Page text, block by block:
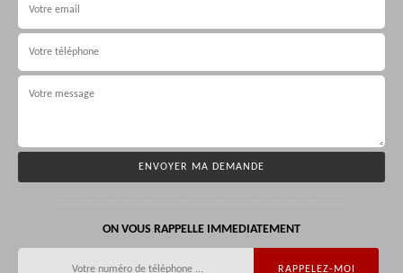
ON VOUS RAPPELLE IMMEDIATEMENT